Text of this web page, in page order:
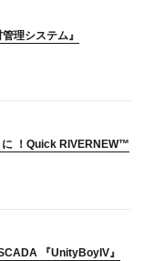
理システム』
！Quick RIVERNEW™
『UnityBoyIV』